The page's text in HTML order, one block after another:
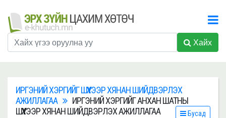
Хайх
ИРГЭНИЙ ХЭРГИЙГ ШҮҮХЭЭР ХЯНАН ШИЙДВЭРЛЭХ
АЖИЛЛАГАА
ИРГЭНИЙ ХЭРГИЙГ АНХАН ШАТНЫ
ШҮҮХЭЭР ХЯНАН ШИЙДВЭРЛЭХ АЖИЛЛАГАА
Бусад